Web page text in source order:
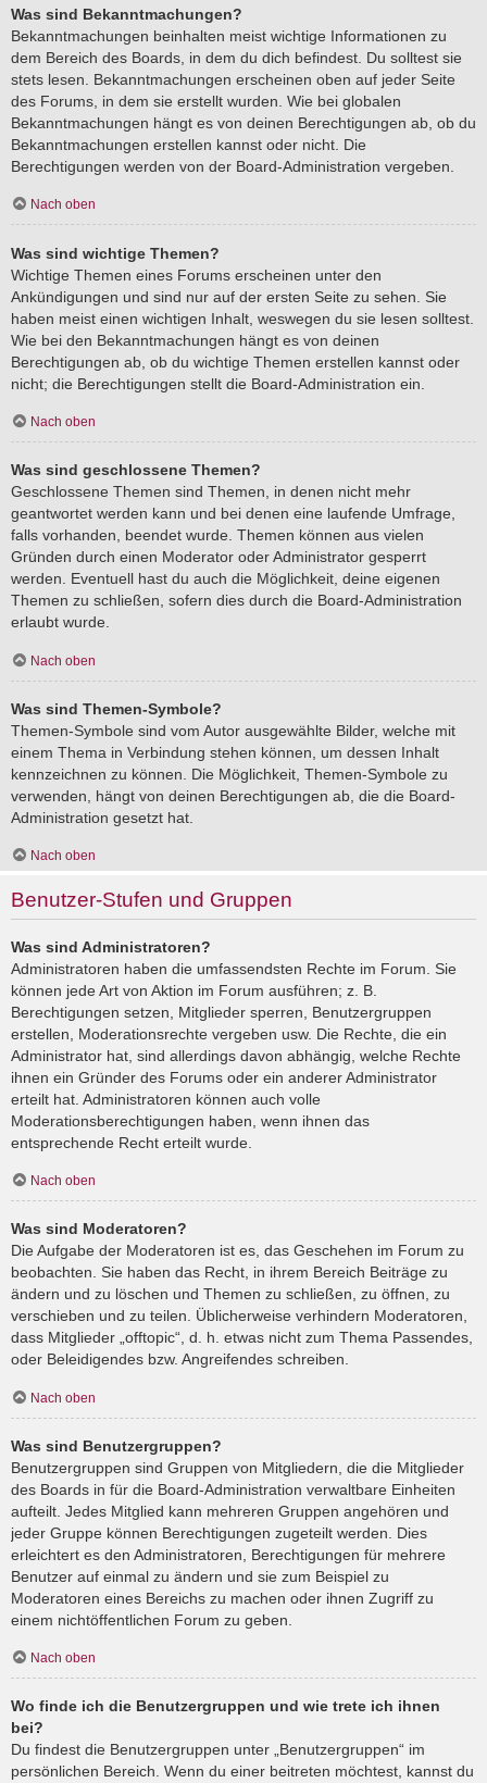
Was sind Bekanntmachungen?
Bekanntmachungen beinhalten meist wichtige Informationen zu
dem Bereich des Boards, in dem du dich befindest. Du solltest sie
stets lesen. Bekanntmachungen erscheinen oben auf jeder Seite
des Forums, in dem sie erstellt wurden. Wie bei globalen
Bekanntmachungen hängt es von deinen Berechtigungen ab, ob du
Bekanntmachungen erstellen kannst oder nicht. Die
Berechtigungen werden von der Board-Administration vergeben.
Nach oben
Was sind wichtige Themen?
Wichtige Themen eines Forums erscheinen unter den
Ankündigungen und sind nur auf der ersten Seite zu sehen. Sie
haben meist einen wichtigen Inhalt, weswegen du sie lesen solltest.
Wie bei den Bekanntmachungen hängt es von deinen
Berechtigungen ab, ob du wichtige Themen erstellen kannst oder
nicht; die Berechtigungen stellt die Board-Administration ein.
Nach oben
Was sind geschlossene Themen?
Geschlossene Themen sind Themen, in denen nicht mehr
geantwortet werden kann und bei denen eine laufende Umfrage,
falls vorhanden, beendet wurde. Themen können aus vielen
Gründen durch einen Moderator oder Administrator gesperrt
werden. Eventuell hast du auch die Möglichkeit, deine eigenen
Themen zu schließen, sofern dies durch die Board-Administration
erlaubt wurde.
Nach oben
Was sind Themen-Symbole?
Themen-Symbole sind vom Autor ausgewählte Bilder, welche mit
einem Thema in Verbindung stehen können, um dessen Inhalt
kennzeichnen zu können. Die Möglichkeit, Themen-Symbole zu
verwenden, hängt von deinen Berechtigungen ab, die die Board-
Administration gesetzt hat.
Nach oben
Benutzer-Stufen und Gruppen
Was sind Administratoren?
Administratoren haben die umfassendsten Rechte im Forum. Sie
können jede Art von Aktion im Forum ausführen; z. B.
Berechtigungen setzen, Mitglieder sperren, Benutzergruppen
erstellen, Moderationsrechte vergeben usw. Die Rechte, die ein
Administrator hat, sind allerdings davon abhängig, welche Rechte
ihnen ein Gründer des Forums oder ein anderer Administrator
erteilt hat. Administratoren können auch volle
Moderationsberechtigungen haben, wenn ihnen das
entsprechende Recht erteilt wurde.
Nach oben
Was sind Moderatoren?
Die Aufgabe der Moderatoren ist es, das Geschehen im Forum zu
beobachten. Sie haben das Recht, in ihrem Bereich Beiträge zu
ändern und zu löschen und Themen zu schließen, zu öffnen, zu
verschieben und zu teilen. Üblicherweise verhindern Moderatoren,
dass Mitglieder „offtopic“, d. h. etwas nicht zum Thema Passendes,
oder Beleidigendes bzw. Angreifendes schreiben.
Nach oben
Was sind Benutzergruppen?
Benutzergruppen sind Gruppen von Mitgliedern, die die Mitglieder
des Boards in für die Board-Administration verwaltbare Einheiten
aufteilt. Jedes Mitglied kann mehreren Gruppen angehören und
jeder Gruppe können Berechtigungen zugeteilt werden. Dies
erleichtert es den Administratoren, Berechtigungen für mehrere
Benutzer auf einmal zu ändern und sie zum Beispiel zu
Moderatoren eines Bereichs zu machen oder ihnen Zugriff zu
einem nichtöffentlichen Forum zu geben.
Nach oben
Wo finde ich die Benutzergruppen und wie trete ich ihnen
bei?
Du findest die Benutzergruppen unter „Benutzergruppen“ im
persönlichen Bereich. Wenn du einer beitreten möchtest, kannst du